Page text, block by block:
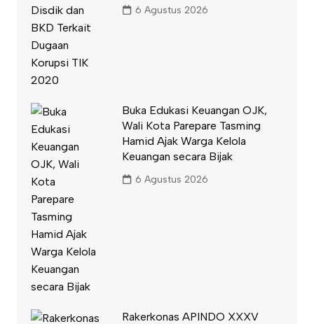
6 Agustus 2026
Buka Edukasi Keuangan OJK,
Wali Kota Parepare Tasming
Hamid Ajak Warga Kelola
Keuangan secara Bijak
6 Agustus 2026
Rakerkonas APINDO XXXV